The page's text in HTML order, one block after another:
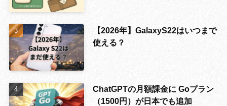
【2026年】GalaxyS22はいつまで
使える？
ChatGPTの月額課金に Goプラン
（1500円）が日本でも追加